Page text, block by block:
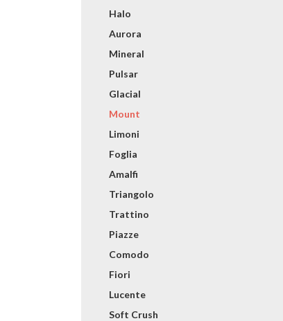
Halo
Aurora
Mineral
Pulsar
Glacial
Mount
Limoni
Foglia
Amalfi
Triangolo
Trattino
Piazze
Comodo
Fiori
Lucente
Soft Crush